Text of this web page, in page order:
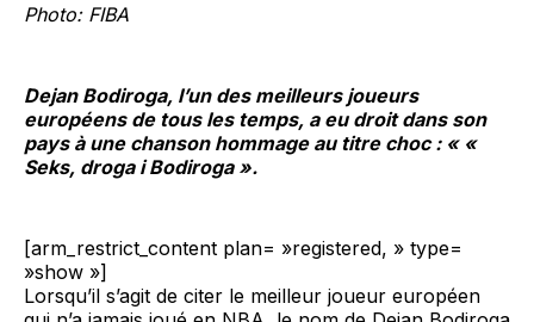
Photo: FIBA
Dejan Bodiroga, l’un des meilleurs joueurs
européens de tous les temps, a eu droit dans son
pays à une chanson hommage au titre choc : « «
Seks, droga i Bodiroga ».
[arm_restrict_content plan= »registered, » type=
»show »]
Lorsqu’il s’agit de citer le meilleur joueur européen